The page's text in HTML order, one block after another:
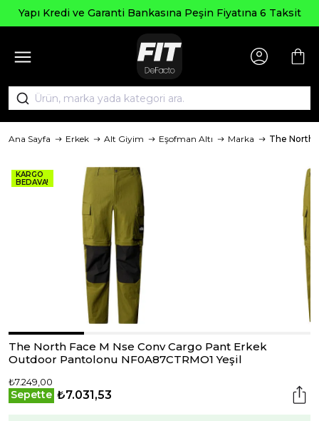
Yapı Kredi ve Garanti Bankasına Peşin Fiyatına 6 Taksit
Ana Sayfa Erkek Alt Giyim Eşofman Altı Marka The North
KARGO
BEDAVA!
The North Face M Nse Conv Cargo Pant Erkek
Outdoor Pantolonu NF0A87CTRMO1 Yeşil
₺7.249,00
Sepette ₺7.031,53